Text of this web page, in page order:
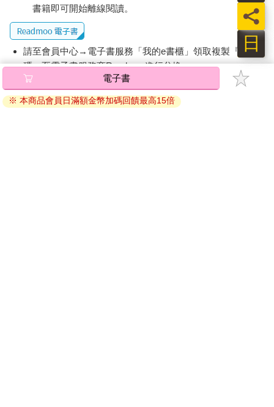
書籍即可開始離線閱讀。
請至會員中心→電子書服務「我的e書櫃」領取複製『兌換
碼』至電子書服務商Readmoo進行兌換。
退換貨須知：
因版權保護，您在金石堂所購買的電子書僅能以金石堂專屬
電子書
※ 本商品會員日滿額金幣加碼回饋最高15倍
日
員